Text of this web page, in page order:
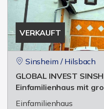
VERKAUFT
Sinsheim / Hilsbach
GLOBAL INVEST
Einfamilienhaus mit
Einfamilienhaus